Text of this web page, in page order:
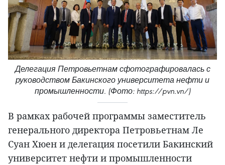
Делегация Петровьетнам сфотографировалась с
руководством Бакинского университета нефти и
промышленности. (Фото: https://pvn.vn/)
В рамках рабочей программы заместитель
генерального директора Петровьетнам Ле
Суан Хюен и делегация посетили Бакинский
университет нефти и промышленности